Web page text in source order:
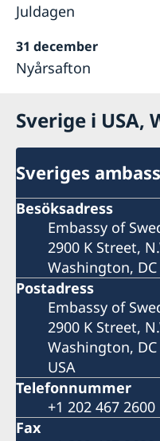
Juldagen
31 december
Nyårsafton
Sverige i USA,
Sveriges
Besöksadress
Embassy of
2900 K Street,
Washington, DC
Postadress
Embassy of
2900 K Street,
Washington, DC
USA
Telefonnummer
+1 202 467 2600
Fax